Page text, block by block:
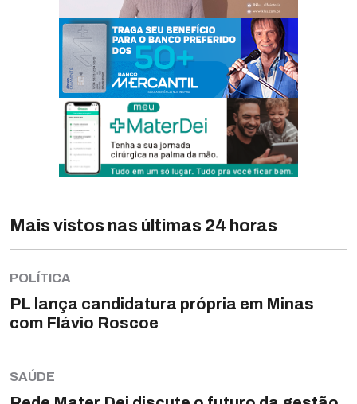
Mais vistos nas últimas 24 horas
POLÍTICA
PL lança candidatura própria em Minas
com Flávio Roscoe
SAÚDE